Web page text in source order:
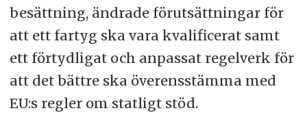
besättning, ändrade förutsättningar för
att ett fartyg ska vara kvalificerat samt
ett förtydligat och anpassat regelverk för
att det bättre ska överensstämma med
EU:s regler om statligt stöd.